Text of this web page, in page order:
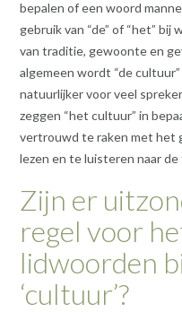
bepalen of een woord
gebruik van “de” of “het” bij
van traditie, gewoonte en
algemeen wordt “de
natuurlijker voor veel
zeggen “het cultuur” in
vertrouwd te raken met het
lezen en te luisteren naar
Zijn er
regel voor
lidwoorden
‘cultuur’?